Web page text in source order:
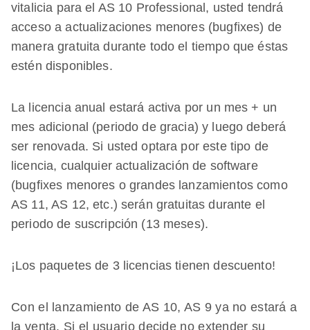
vitalicia para el AS 10 Professional, usted tendrá
acceso a actualizaciones menores (bugfixes) de
manera gratuita durante todo el tiempo que éstas
estén disponibles.
La licencia anual estará activa por un mes + un
mes adicional (periodo de gracia) y luego deberá
ser renovada. Si usted optara por este tipo de
licencia, cualquier actualización de software
(bugfixes menores o grandes lanzamientos como
AS 11, AS 12, etc.) serán gratuitas durante el
periodo de suscripción (13 meses).
¡Los paquetes de 3 licencias tienen descuento!
Con el lanzamiento de AS 10, AS 9 ya no estará a
la venta. Si el usuario decide no extender su